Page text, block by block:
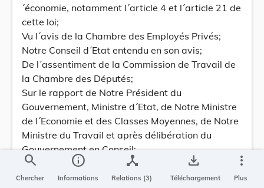
´économie, notamment l´article 4 et l´article 21 de
cette loi;
Vu l´avis de la Chambre des Employés Privés;
Notre Conseil d´Etat entendu en son avis;
De l´assentiment de la Commission de Travail de
la Chambre des Députés;
Sur le rapport de Notre Président du
Gouvernement, Ministre d´Etat, de Notre Ministre
de l´Economie et des Classes Moyennes, de Notre
Ministre du Travail et après délibération du
Gouvernement en Conseil;
Arrêtons:
Art. 1er. Le montant de la réduction à opérer par
search
Chercher
info
Informations
device_hub
Relations (3)
save_alt
Téléchargement
more_vert
Plus